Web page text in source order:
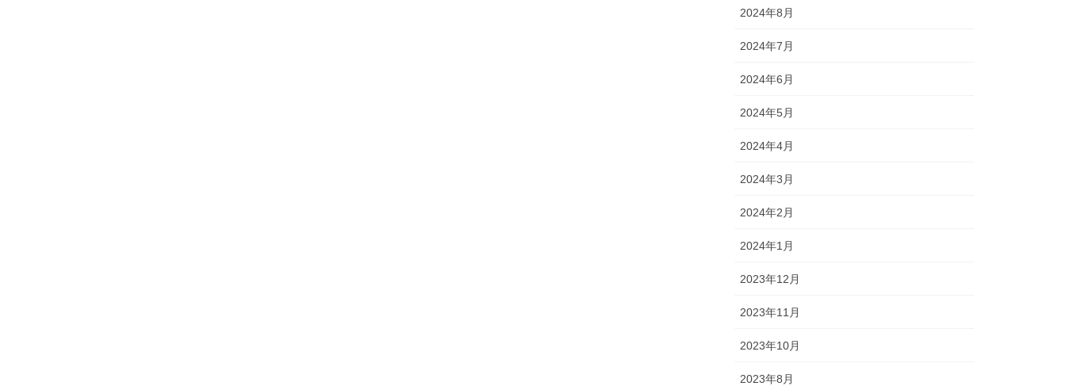
2024年8月
2024年7月
2024年6月
2024年5月
2024年4月
2024年3月
2024年2月
2024年1月
2023年12月
2023年11月
2023年10月
2023年8月